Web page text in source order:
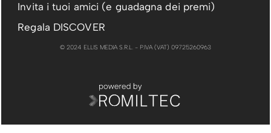
Invita i tuoi amici (e guadagna dei premi)
Regala DISCOVER
© 2024 ELLIS MEDIA S.R.L. - P.IVA (VAT) 09725260963